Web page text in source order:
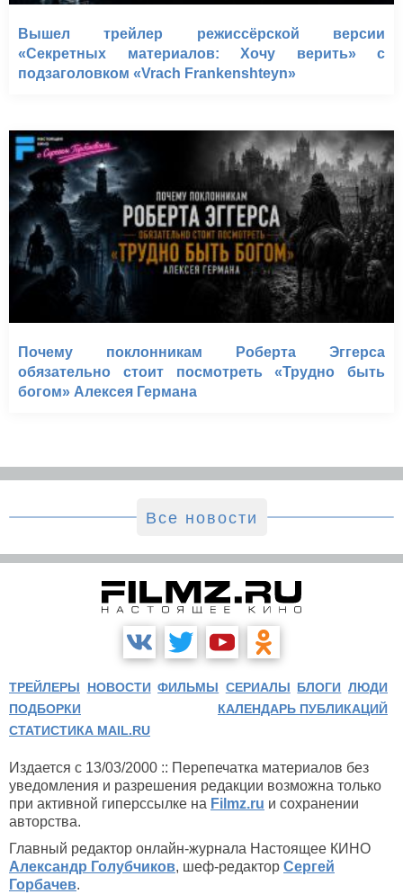
Вышел трейлер режиссёрской версии
«Секретных материалов: Хочу верить» с
подзаголовком «Vrach Frankenshteyn»
Почему поклонникам Роберта Эггерса
обязательно стоит посмотреть «Трудно быть
богом» Алексея Германа
Все новости
ТРЕЙЛЕРЫ НОВОСТИ ФИЛЬМЫ СЕРИАЛЫ БЛОГИ ЛЮДИ
ПОДБОРКИ
КАЛЕНДАРЬ ПУБЛИКАЦИЙ
СТАТИСТИКА MAIL.RU
Издается с 13/03/2000 :: Перепечатка материалов без
уведомления и разрешения редакции возможна только
при активной гиперссылке на Filmz.ru и сохранении
авторства.
Главный редактор онлайн-журнала Настоящее КИНО
Александр Голубчиков, шеф-редактор Сергей
Горбачев.